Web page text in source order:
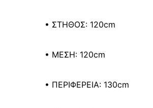
• ΣΤΗΘΟΣ: 120cm
• ΜΕΣΗ: 120cm
• ΠΕΡΙΦΕΡΕΙΑ: 130cm